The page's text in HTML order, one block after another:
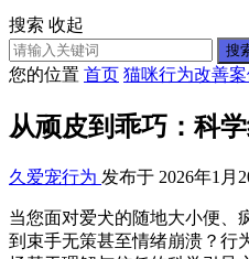
搜索 收起
搜
您的位置 首页 猫咪行为改善案
从顽皮到乖巧：科
久爱宠行为 发布于 2026年1月
当您面对爱犬的随地大小便、
到束手无策甚至情绪崩溃？行